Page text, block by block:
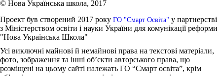
© Нова Українська школа, 2017
Проект був створений 2017 року ГО "Смарт Освіта" у партнерстві
з Міністерством освіти і науки України для комунікації реформи
"Нова Українська Школа"
Усі виключні майнові й немайнові права на текстові матеріали,
фото, зображення та інші об’єкти авторського права, що
розміщені на цьому сайті належать ГО “Смарт освіта”, крім